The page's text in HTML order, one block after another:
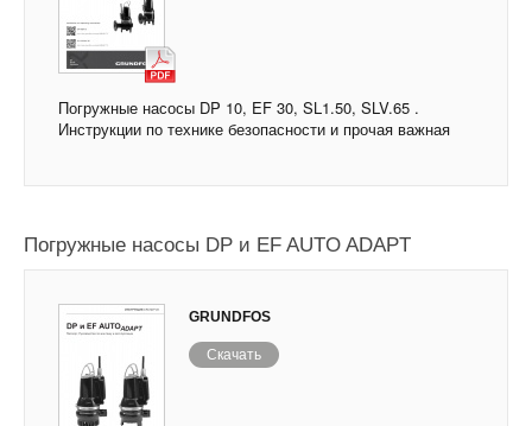
Погружные насосы DP 10, EF 30, SL1.50, SLV.65 .
Инструкции по технике безопасности и прочая важная
Погружные насосы DP и EF AUTO ADAPT
GRUNDFOS
Скачать